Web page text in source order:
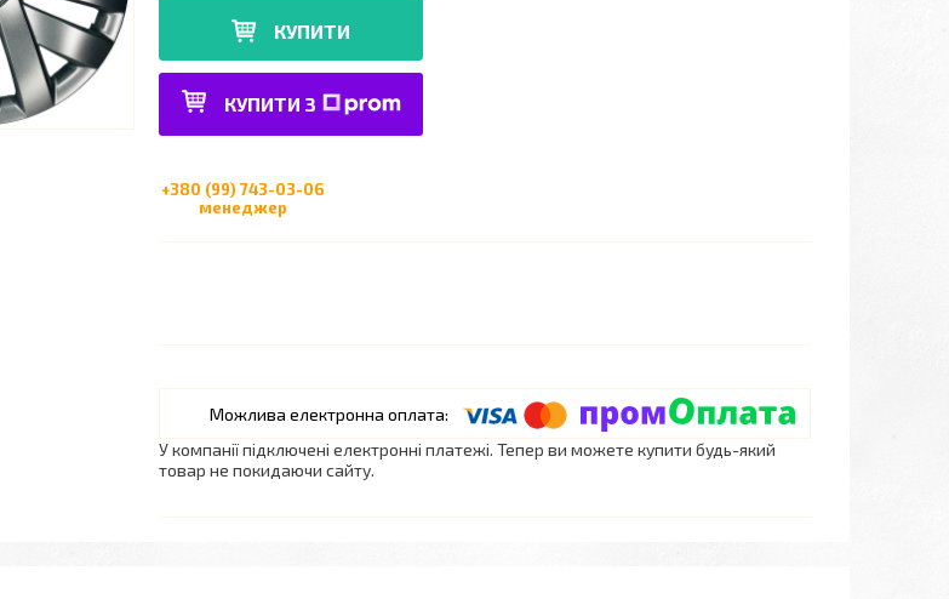
КУПИТИ
КУПИТИ З
+380 (99) 743-03-06
менеджер
У компанії підключені електронні платежі. Тепер ви можете купити будь-який
товар не покидаючи сайту.